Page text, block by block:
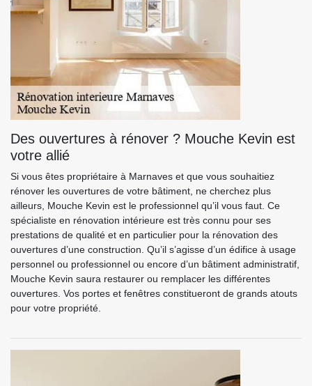
Des ouvertures à rénover ? Mouche Kevin est
votre allié
Si vous êtes propriétaire à Marnaves et que vous souhaitiez
rénover les ouvertures de votre bâtiment, ne cherchez plus
ailleurs, Mouche Kevin est le professionnel qu’il vous faut. Ce
spécialiste en rénovation intérieure est très connu pour ses
prestations de qualité et en particulier pour la rénovation des
ouvertures d’une construction. Qu’il s’agisse d’un édifice à usage
personnel ou professionnel ou encore d’un bâtiment administratif,
Mouche Kevin saura restaurer ou remplacer les différentes
ouvertures. Vos portes et fenêtres constitueront de grands atouts
pour votre propriété.